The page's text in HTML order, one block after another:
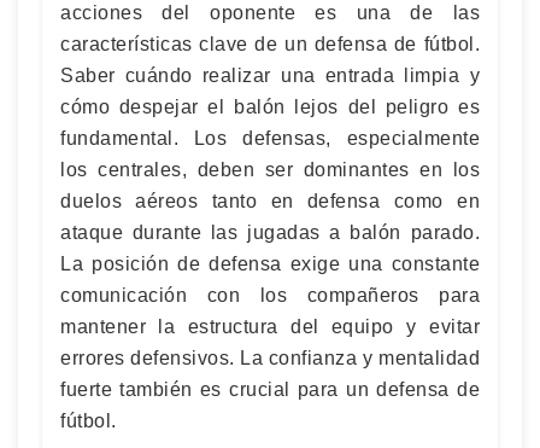
acciones del oponente es una de las
características clave de un defensa de fútbol.
Saber cuándo realizar una entrada limpia y
cómo despejar el balón lejos del peligro es
fundamental. Los defensas, especialmente
los centrales, deben ser dominantes en los
duelos aéreos tanto en defensa como en
ataque durante las jugadas a balón parado.
La posición de defensa exige una constante
comunicación con los compañeros para
mantener la estructura del equipo y evitar
errores defensivos. La confianza y mentalidad
fuerte también es crucial para un defensa de
fútbol.